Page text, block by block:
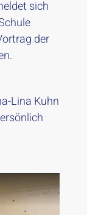
sich
der
Lina Kuhn